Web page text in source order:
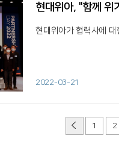
현대위아, "함께 위
현대위아가 협력사에
2022-03-21
1 2